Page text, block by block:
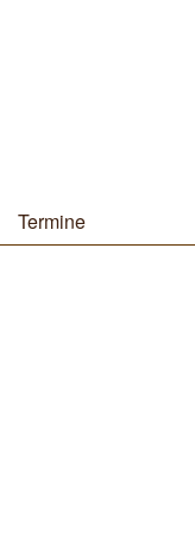
Termine